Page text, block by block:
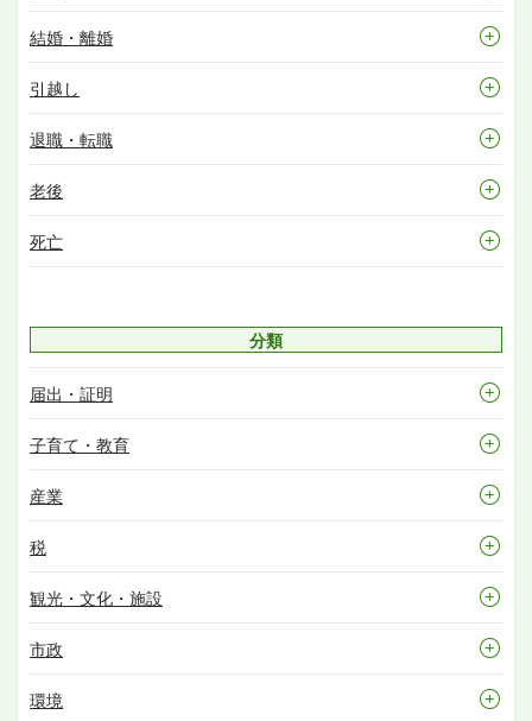
結婚・離婚
引越し
退職・転職
老後
死亡
分類
届出・証明
子育て・教育
産業
税
観光・文化・施設
市政
環境